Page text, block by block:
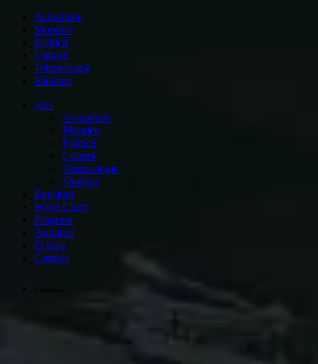
Actualitate
Monden
Politică
Cultură
Tehnnologie
Sănătate
Ştiri
Actualitate
Monden
Politică
Cultură
Tehnnologie
Sănătate
Emisiuni
Wave Chart
Program
Anunturi
Echipa
Contact